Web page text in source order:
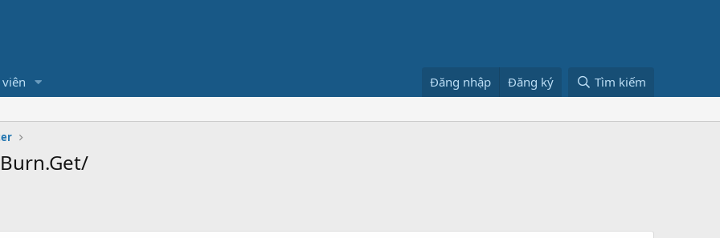
Đăng nhập Đăng ký Tìm kiếm